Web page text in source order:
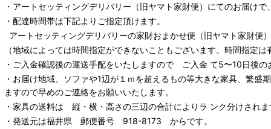
・ アートセッティングデリバリー （旧ヤマト家財便） にてのお届けで
・配達時間帯は下記よりご指定頂けます。
アートセッティングデリバリーの家財おまかせ便 （旧ヤマト家財便
（地域によっては時間指定ができないこともございます。時間指定
・ご入金確認後の運送手配をいたしますので ご入金 て5〜10日後の
・お届け地域、ソファや1辺が１ｍを超えるもの等大きな家具、繁
ますので早めのご連絡をお願いいたします。
・家具の送料は 縦・横・高さの三辺の合計によりラ ンク分けされま
・発送元は福井県 郵便番号 918-8173 からです。